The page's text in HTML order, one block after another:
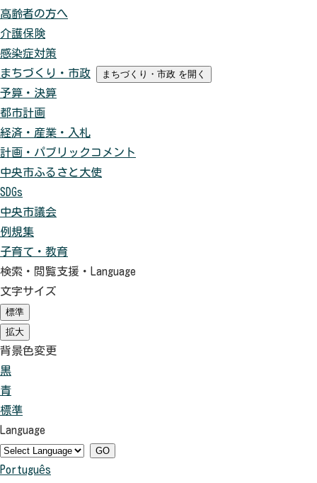
高齢者の方へ
介護保険
感染症対策
まちづくり・市政
まちづくり・市政 を開く
予算・決算
都市計画
経済・産業・入札
計画・パブリックコメント
中央市ふるさと大使
SDGs
中央市議会
例規集
子育て・教育
検索・閲覧支援・
Language
文字サイズ
標準
期
状
態）
拡大
期
状
背景色変更
黒
色
を
黒
色
青
景
色
を
青
標準
景
色
を
Language
GO
Português